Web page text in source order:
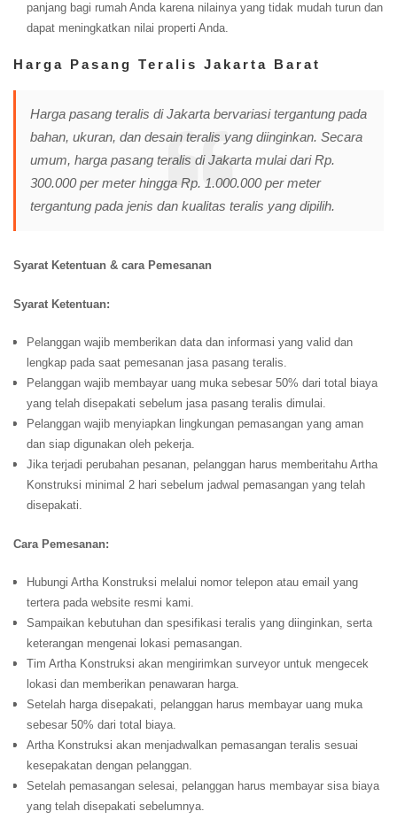
panjang bagi rumah Anda karena nilainya yang tidak mudah turun dan
dapat meningkatkan nilai properti Anda.
Harga Pasang Teralis Jakarta Barat
Harga pasang teralis di Jakarta bervariasi tergantung pada
bahan, ukuran, dan desain teralis yang diinginkan. Secara
umum, harga pasang teralis di Jakarta mulai dari Rp.
300.000 per meter hingga Rp. 1.000.000 per meter
tergantung pada jenis dan kualitas teralis yang dipilih.
Syarat Ketentuan & cara Pemesanan
Syarat Ketentuan:
Pelanggan wajib memberikan data dan informasi yang valid dan
lengkap pada saat pemesanan jasa pasang teralis.
Pelanggan wajib membayar uang muka sebesar 50% dari total biaya
yang telah disepakati sebelum jasa pasang teralis dimulai.
Pelanggan wajib menyiapkan lingkungan pemasangan yang aman
dan siap digunakan oleh pekerja.
Jika terjadi perubahan pesanan, pelanggan harus memberitahu Artha
Konstruksi minimal 2 hari sebelum jadwal pemasangan yang telah
disepakati.
Cara Pemesanan:
Hubungi Artha Konstruksi melalui nomor telepon atau email yang
tertera pada website resmi kami.
Sampaikan kebutuhan dan spesifikasi teralis yang diinginkan, serta
keterangan mengenai lokasi pemasangan.
Tim Artha Konstruksi akan mengirimkan surveyor untuk mengecek
lokasi dan memberikan penawaran harga.
Setelah harga disepakati, pelanggan harus membayar uang muka
sebesar 50% dari total biaya.
Artha Konstruksi akan menjadwalkan pemasangan teralis sesuai
kesepakatan dengan pelanggan.
Setelah pemasangan selesai, pelanggan harus membayar sisa biaya
yang telah disepakati sebelumnya.